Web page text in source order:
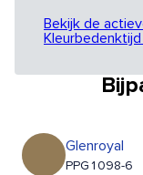
Bekijk de
Glenroyal
PPG1098-6